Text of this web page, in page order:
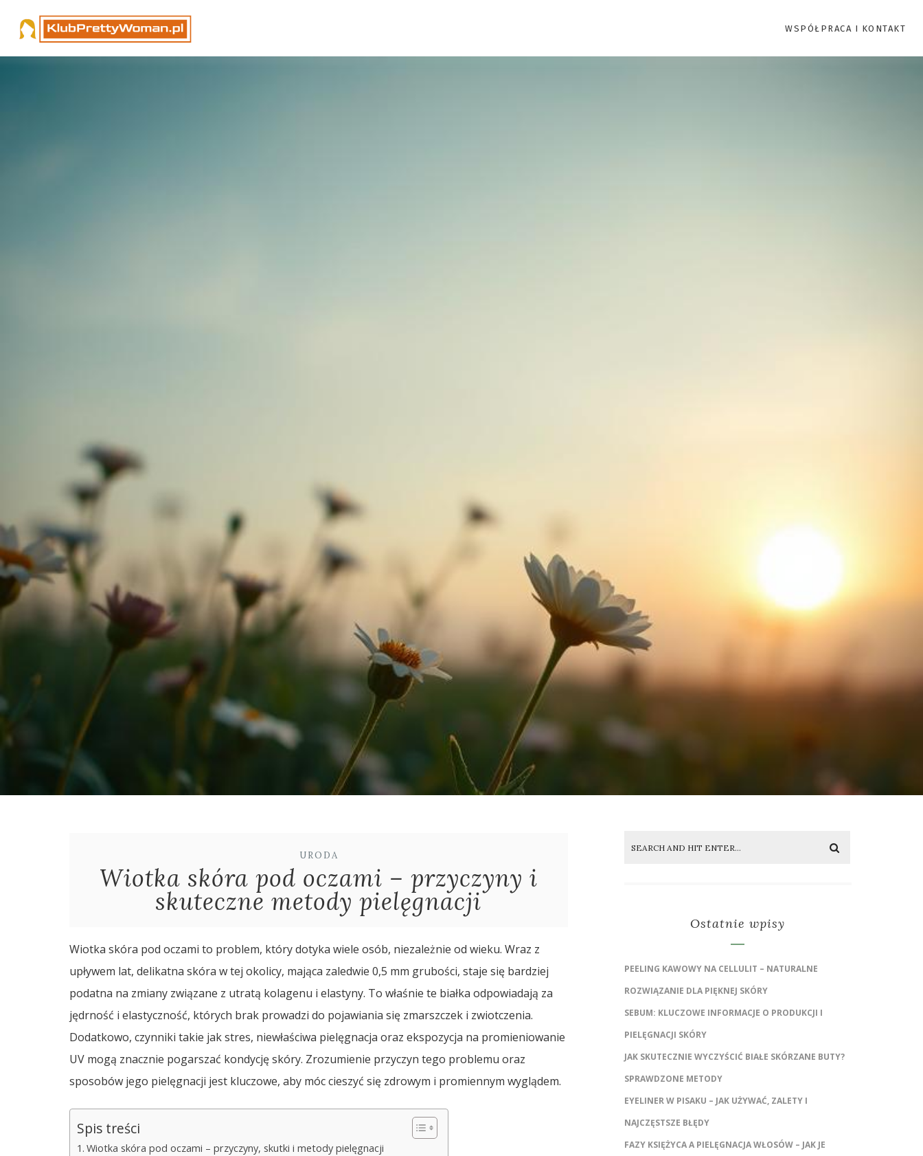
WSPÓŁPRACA I KONTAKT
URODA
Wiotka skóra pod oczami – przyczyny i
skuteczne metody pielęgnacji
Wiotka skóra pod oczami to problem, który dotyka wiele osób, niezależnie od wieku. Wraz z
upływem lat, delikatna skóra w tej okolicy, mająca zaledwie 0,5 mm grubości, staje się bardziej
podatna na zmiany związane z utratą kolagenu i elastyny. To właśnie te białka odpowiadają za
jędrność i elastyczność, których brak prowadzi do pojawiania się zmarszczek i zwiotczenia.
Dodatkowo, czynniki takie jak stres, niewłaściwa pielęgnacja oraz ekspozycja na promieniowanie
UV mogą znacznie pogarszać kondycję skóry. Zrozumienie przyczyn tego problemu oraz
sposobów jego pielęgnacji jest kluczowe, aby móc cieszyć się zdrowym i promiennym wyglądem.
Spis treści
Wiotka skóra pod oczami – przyczyny, skutki i metody pielęgnacji
Ostatnie wpisy
PEELING KAWOWY NA CELLULIT – NATURALNE
ROZWIĄZANIE DLA PIĘKNEJ SKÓRY
SEBUM: KLUCZOWE INFORMACJE O PRODUKCJI I
PIELĘGNACJI SKÓRY
JAK SKUTECZNIE WYCZYŚCIĆ BIAŁE SKÓRZANE BUTY?
SPRAWDZONE METODY
EYELINER W PISAKU – JAK UŻYWAĆ, ZALETY I
NAJCZĘSTSZE BŁĘDY
FAZY KSIĘŻYCA A PIELĘGNACJA WŁOSÓW – JAK JE